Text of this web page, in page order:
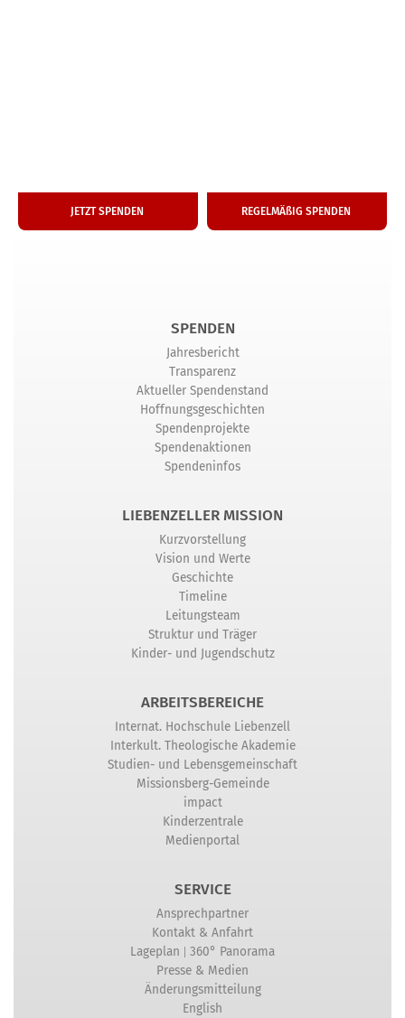
JETZT SPENDEN REGEL­MÄ­ßIG SPENDEN
SPENDEN
Jahresbericht
Transparenz
Aktueller Spendenstand
Hoffnungsgeschichten
Spendenprojekte
Spendenaktionen
Spendeninfos
LIEBENZELLER MISSION
Kurzvorstellung
Vision und Werte
Geschichte
Timeline
Leitungsteam
Struktur und Träger
Kinder- und Jugendschutz
ARBEITSBEREICHE
Internat. Hochschule Liebenzell
Interkult. Theologische Akademie
Studien- und Lebensgemeinschaft
Missionsberg-Gemeinde
impact
Kinderzentrale
Medienportal
SERVICE
Ansprechpartner
Kontakt & Anfahrt
Lageplan | 360° Panorama
Presse & Medien
Änderungsmitteilung
English